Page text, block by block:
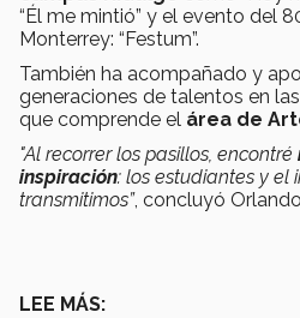
“Él me mintió” y el evento del
Monterrey: “Festum”.
También ha acompañado y
generaciones de talentos en
que comprende el área de
"Al recorrer los pasillos, encontré
inspiración: los estudiantes y el
transmitimos”, concluyó
LEE MÁS: